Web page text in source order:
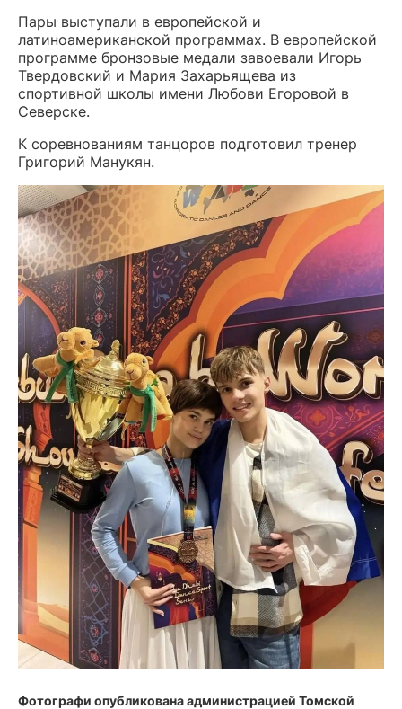
Пары выступали в европейской и
латиноамериканской программах. В европейской
программе бронзовые медали завоевали Игорь
Твердовский и Мария Захарьящева из
спортивной школы имени Любови Егоровой в
Северске.
К соревнованиям танцоров подготовил тренер
Григорий Манукян.
Фотографи опубликована администрацией Томской